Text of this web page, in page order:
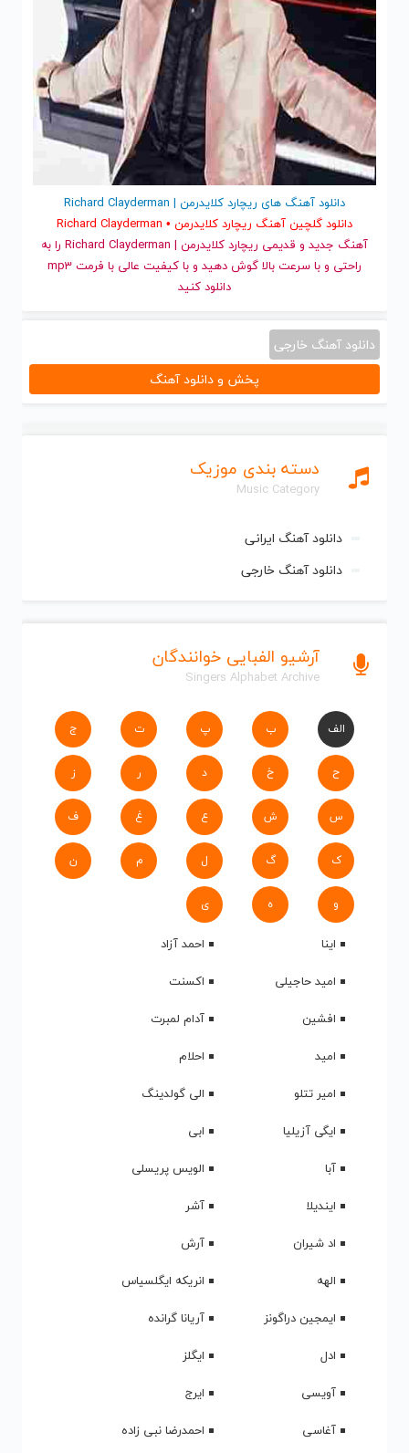
دسته بندی موزیک
Music Category
دانلود آهنگ ایرانی
دانلود آهنگ خارجی
آرشیو الفبایی خوانندگان
Singers Alphabet Archive
الف ب پ ت ج
ح خ د ر ز
س ش ع غ ف
ک گ ل م ن
و ه ی
اینا
احمد آزاد
امید حاجیلی
اکسنت
افشین
آدام لمبرت
امید
احلام
امیر تتلو
الی گولدینگ
ایگی آزیلیا
ابی
آبا
الویس پریسلی
ایندیلا
آشر
اد شیران
آرش
الهه
انریکه ایگلسیاس
ایمجین دراگونز
آریانا گرانده
ادل
ایگلز
آویسی
ایرج
آغاسی
احمدرضا نبی زاده
دانلود آهنگ های ریچارد کلایدرمن | Richard Clayderman
دانلود گلچین آهنگ ریچارد کلایدرمن • Richard Clayderman
آهنگ جدید
و قدیمی ریچارد کلایدرمن | Richard Clayderman را به
راحتی و با سرعت بالا گوش دهید و با کیفیت عالی با فرمت mp3
دانلود کنید
دانلود آهنگ خارجی
پخش و دانلود آهنگ